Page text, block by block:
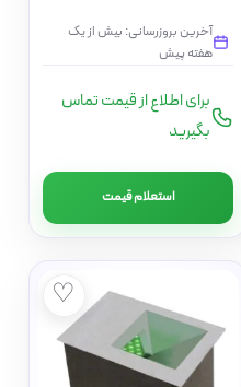
آخرین بروزرسانی: بیش از یک
هفته پیش
برای اطلاع از قیمت تماس
بگیرید
استعلام قیمت
♡